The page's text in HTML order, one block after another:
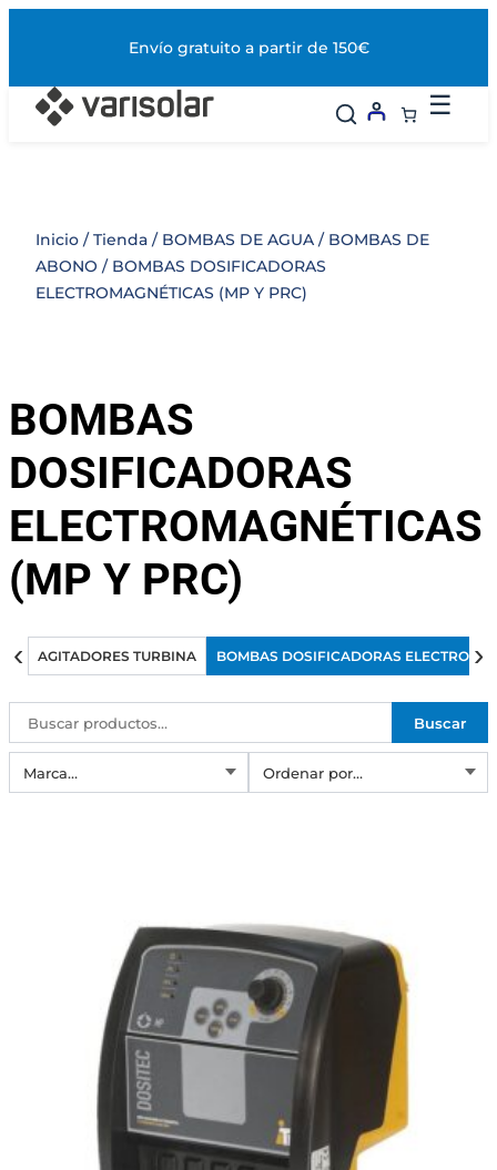
Envío gratuito a partir de 150€
☰
Inicio /Tienda / BOMBAS DE AGUA / BOMBAS DE
ABONO / BOMBAS DOSIFICADORAS
ELECTROMAGNÉTICAS (MP Y PRC)
BOMBAS
DOSIFICADORAS
ELECTROMAGNÉTICAS
(MP Y PRC)
‹ AGITADORES TURBINA BOMBAS DOSIFICADORAS ›
Buscar